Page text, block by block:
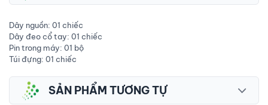
Dây nguồn: 01 chiếc
Dây đeo cổ tay: 01 chiếc
Pin trong máy: 01 bộ
Túi đựng: 01 chiếc
SẢN PHẨM TƯƠNG TỰ